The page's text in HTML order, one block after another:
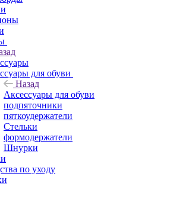
для обуви
Назад
Аксессуары для обуви
подпяточники
пяткоудержатели
Стельки
формодержатели
Шнурки
по уходу